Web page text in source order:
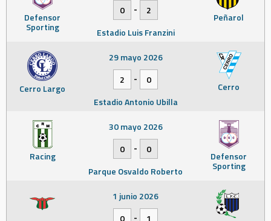
Defensor
Sporting
Peñarol
0
-
2
Estadio Luis Franzini
Cerro Largo Cerro
29 mayo 2026
2
-
0
Estadio Antonio Ubilla
Racing Defensor
Sporting
30 mayo 2026
0
-
0
Parque Osvaldo Roberto
1 junio 2026
0
-
1